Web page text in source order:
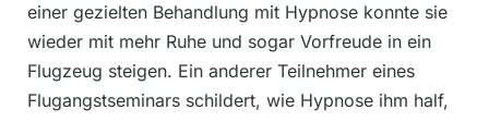
einer gezielten Behandlung mit Hypnose konnte sie
wieder mit mehr Ruhe und sogar Vorfreude in ein
Flugzeug steigen. Ein anderer Teilnehmer eines
Flugangstseminars schildert, wie Hypnose ihm half,